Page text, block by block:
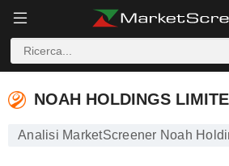
NOAH HOLDINGS LIMITED
NOAH HOLDINGS
Analisi MarketScreener Noah